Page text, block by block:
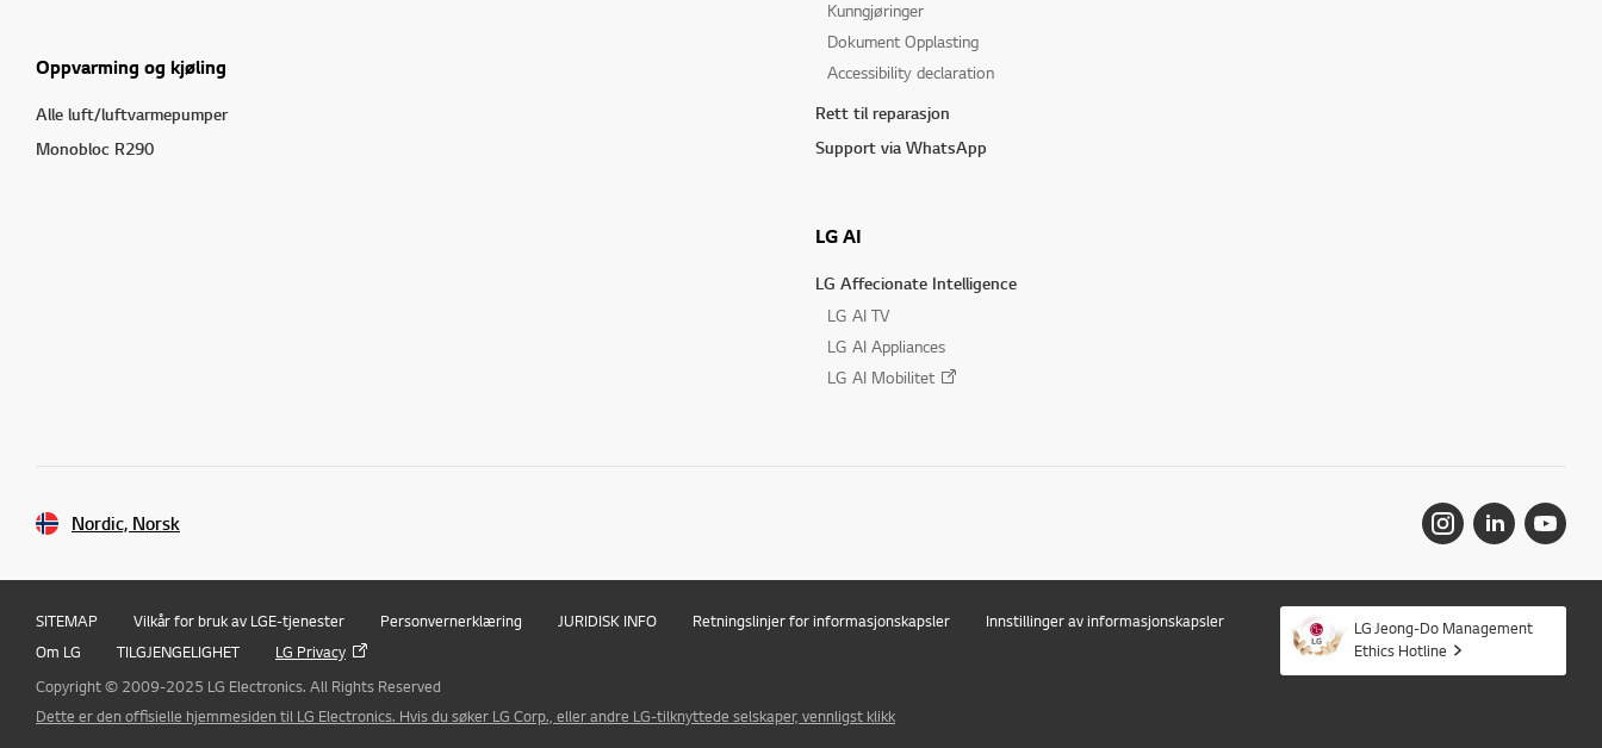
Oppvarming og kjøling
Alle luft/luftvarmepumper
Monobloc R290
Kunngjøringer
Dokument Opplasting
Accessibility declaration
Rett til reparasjon
Support via WhatsApp
LG AI
LG Affecionate Intelligence
LG AI TV
LG AI Appliances
LG AI Mobilitet
Nordic, Norsk
SITEMAP Vilkår for bruk av LGE-tjenester Personvernerklæring JURIDISK INFO Retningslinjer for informasjonskapsler
Innstillinger av informasjonskapsler
Om LG
TILGJENGELIGHET
LG Privacy
Copyright © 2009-2025 LG Electronics. All Rights Reserved
Dette er den offisielle hjemmesiden til LG Electronics. Hvis du søker LG Corp., eller andre LG-tilknyttede selskaper, vennligst klikk
LG Jeong-Do Management
Ethics Hotline